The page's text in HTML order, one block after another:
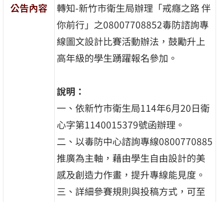
公告內容
轉知-新竹市衛生局辦理「戒癮之路 伴
你前行」之08007708852毒防諮詢專
線圖文設計比賽活動辦法，鼓勵升上
高年級的學生踴躍報名參加。
說明：
一、依新竹市衛生局114年6月20日衛
心字第1140015379號函辦理。
二、以毒防中心諮詢專線0800770885
推廣為主軸，藉由學生自由設計的美
感及創造力作畫，提升專線能見度。
三、詳細參賽規則與投稿方式，可至